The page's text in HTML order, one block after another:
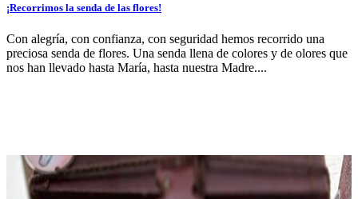
¡Recorrimos la senda de las flores!
Con alegría, con confianza, con seguridad hemos recorrido una
preciosa senda de flores. Una senda llena de colores y de olores que
nos han llevado hasta María, hasta nuestra Madre....